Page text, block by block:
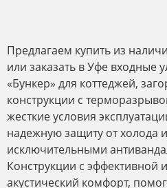
Предлагаем купить из
или заказать в Уфе входные
«Бункер» для коттеджей,
конструкции с
жесткие условия
надежную защиту от холода
исключительными
Конструкции с эффективной
акустический комфорт,